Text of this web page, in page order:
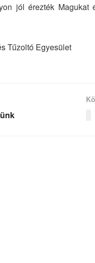
jól érezték
Tűzoltó Egyesület